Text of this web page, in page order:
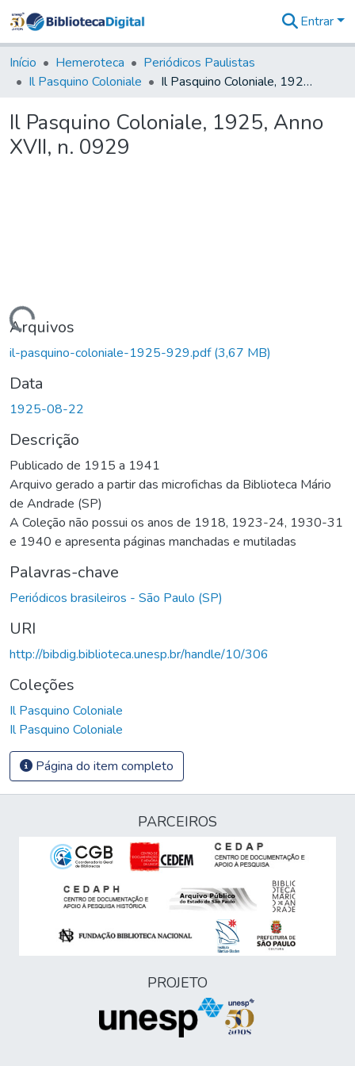
&
Coleções
Tudo na
Digital
Entrar
Início Hemeroteca
Periódicos Paulistas
Il Pasquino Coloniale
Il Pasquino Coloniale, 1925, Anno XVII, n. 0929
Il Pasquino Coloniale, 1925, Anno
XVII, n. 0929
Carregando...
Arquivos
il-pasquino-coloniale-1925-929.pdf(3,67 MB)
Data
1925-08-22
Descrição
Publicado de 1915 a 1941
Arquivo gerado a partir das microfichas da Biblioteca Mário
de Andrade (SP)
A Coleção não possui os anos de 1918, 1923-24, 1930-31
e 1940 e apresenta páginas manchadas e mutiladas
Palavras-chave
Periódicos brasileiros - São Paulo (SP)
URI
http://bibdig.biblioteca.unesp.br/handle/10/306
Coleções
Il Pasquino Coloniale
Il Pasquino Coloniale
Página do item completo
PARCEIROS
PROJETO